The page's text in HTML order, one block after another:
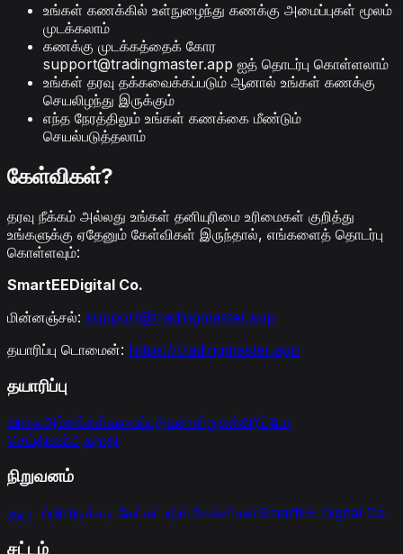
உங்கள் கணக்கில் உள்நுழைந்து கணக்கு அமைப்புகள் மூலம்
முடக்கலாம்
கணக்கு முடக்கத்தைக் கோர
support@tradingmaster.app ஐத் தொடர்பு கொள்ளலாம்
உங்கள் தரவு தக்கவைக்கப்படும் ஆனால் உங்கள் கணக்கு
செயலிழந்து இருக்கும்
எந்த நேரத்திலும் உங்கள் கணக்கை மீண்டும்
செயல்படுத்தலாம்
கேள்விகள்?
தரவு நீக்கம் அல்லது உங்கள் தனியுரிமை உரிமைகள் குறித்து
உங்களுக்கு ஏதேனும் கேள்விகள் இருந்தால், எங்களைத் தொடர்பு
கொள்ளவும்:
SmartEEDigital Co.
மின்னஞ்சல்: support@tradingmaster.app
தயாரிப்பு டொமைன்: https://tradingmaster.app
தயாரிப்பு
விலைஅம்சங்கள்வலைப்பதிவுசான்றுகள்கிரிப்டோ
செய்திகள்அகராதி
நிறுவனம்
குழு பற்றிஅடிக்கடி கேட்கப்படும் கேள்விகள்SmartEE Digital Co.
சட்டம்